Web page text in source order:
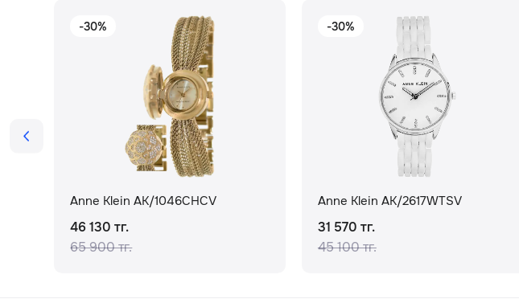
-30%
Anne Klein AK/1046CHCV
46 130 тг.
65 900 тг.
-30%
Anne Klein AK/2617WTSV
31 570 тг.
45 100 тг.